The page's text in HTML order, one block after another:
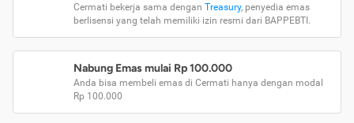
Cermati bekerja sama dengan Treasury, penyedia emas
berlisensi yang telah memiliki izin resmi dari BAPPEBTI.
Nabung Emas mulai Rp 100.000
Anda bisa membeli emas di Cermati hanya dengan modal
Rp 100.000